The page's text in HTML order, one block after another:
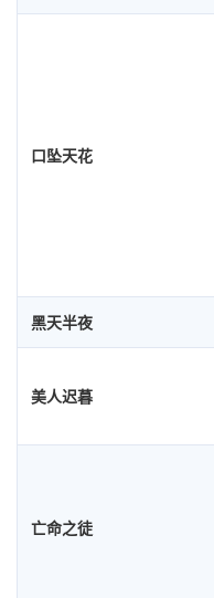
口坠天花
黑天半夜
美人迟暮
亡命之徒